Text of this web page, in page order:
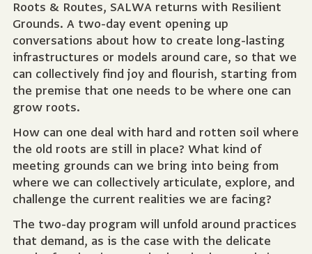
Roots & Routes, SALWA returns with Resilient
Grounds. A two-day event opening up
conversations about how to create long-lasting
infrastructures or models around care, so that we
can collectively find joy and flourish, starting from
the premise that one needs to be where one can
grow roots.
How can one deal with hard and rotten soil where
the old roots are still in place? What kind of
meeting grounds can we bring into being from
where we can collectively articulate, explore, and
challenge the current realities we are facing?
The two-day program will unfold around practices
that demand, as is the case with the delicate